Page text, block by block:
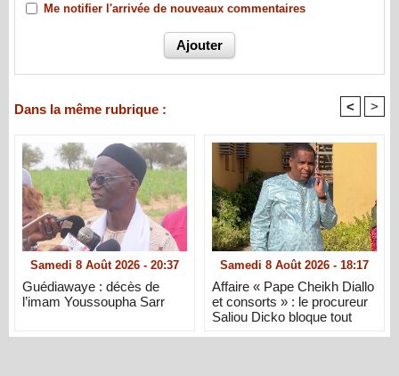
Me notifier l'arrivée de nouveaux commentaires
Dans la même rubrique : < >
Samedi 8 Août 2026 - 20:37
Guédiawaye : décès de
l’imam Youssoupha Sarr
Samedi 8 Août 2026 - 18:17
Affaire « Pape Cheikh Diallo
et consorts » : le procureur
Saliou Dicko bloque tout